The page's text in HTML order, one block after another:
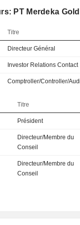
PT Merdeka
Titre
Directeur Général
Investor Relations Contact
Comptroller/Controller/
Titre
Président
Directeur/Membre du
Conseil
Directeur/Membre du
Conseil